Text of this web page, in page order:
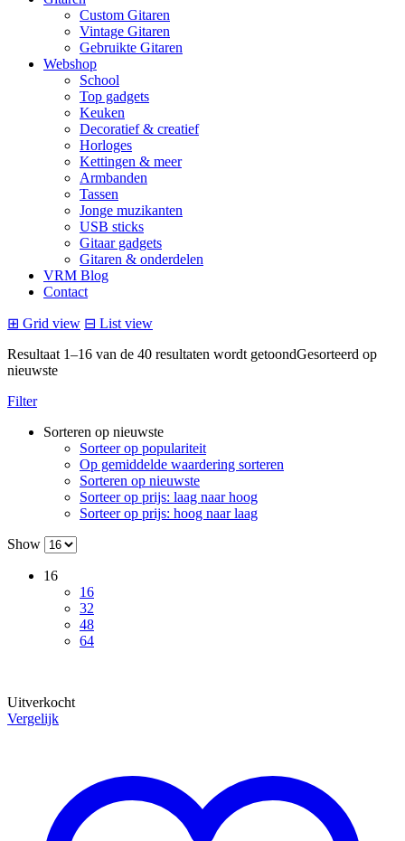
Custom Gitaren
Vintage Gitaren
Gebruikte Gitaren
Webshop
School
Top gadgets
Keuken
Decoratief & creatief
Horloges
Kettingen & meer
Armbanden
Tassen
Jonge muzikanten
USB sticks
Gitaar gadgets
Gitaren & onderdelen
VRM Blog
Contact
⊞ Grid view ⊟ List view
Resultaat 1–16 van de 40 resultaten wordt getoondGesorteerd op
nieuwste
Filter
Sorteren op nieuwste
Sorteer op populariteit
Op gemiddelde waardering sorteren
Sorteren op nieuwste
Sorteer op prijs: laag naar hoog
Sorteer op prijs: hoog naar laag
Show
16
16
32
48
64
Uitverkocht
Vergelijk